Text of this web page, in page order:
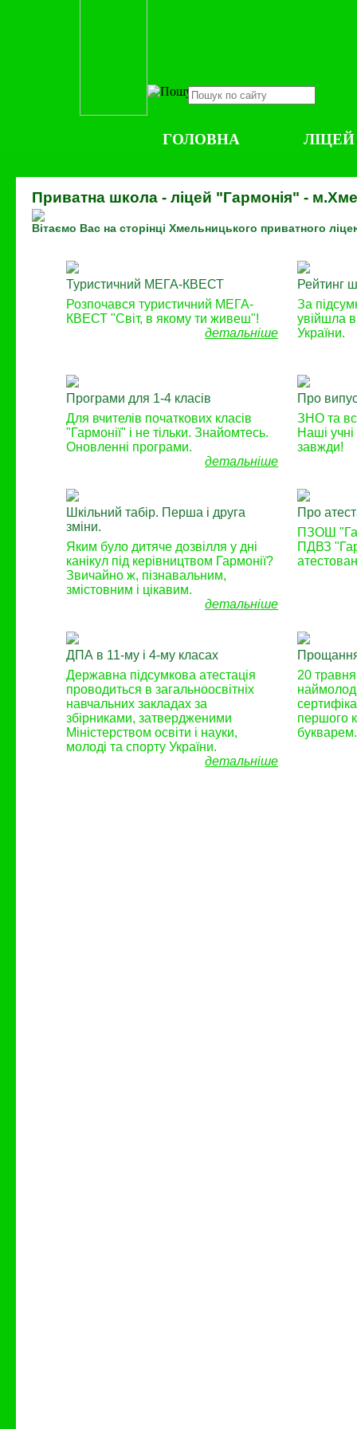
ГОЛОВНА ЛІЦЕЙ
Приватна школа - ліцей "Гармонія" -
Вітаємо Вас на сторінці Хмельницького приватного
Туристичний МЕГА-КВЕСТ
Розпочався туристичний МЕГА-
КВЕСТ "Світ, в якому ти живеш"!
детальніше
Рейтинг
За
увійшла
України.
Програми для 1-4 класів
Для вчителів початкових класів
"Гармонії" і не тільки. Знайомтесь.
Оновленні програми.
детальніше
Про
ЗНО та
Наші
завжди!
Шкільний табір. Перша і друга
зміни.
Яким було дитяче дозвілля у дні
канікул під керівництвом Гармонії?
Звичайно ж, пізнавальним,
змістовним і цікавим.
детальніше
Про
ПЗОШ
ПДВЗ
ДПА в 11-му і 4-му класах
Державна підсумкова атестація
проводиться в загальноосвітніх
навчальних закладах за
збірниками, затвердженими
Міністерством освіти і науки,
молоді та спорту України.
детальніше
20
першого
букварем.